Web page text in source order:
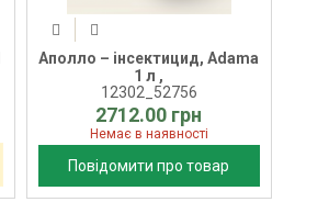
Аполло – інсектицид, Adama
1 л ,
12302_52756
2712.00 грн
Немає в наявності
Повідомити про товар